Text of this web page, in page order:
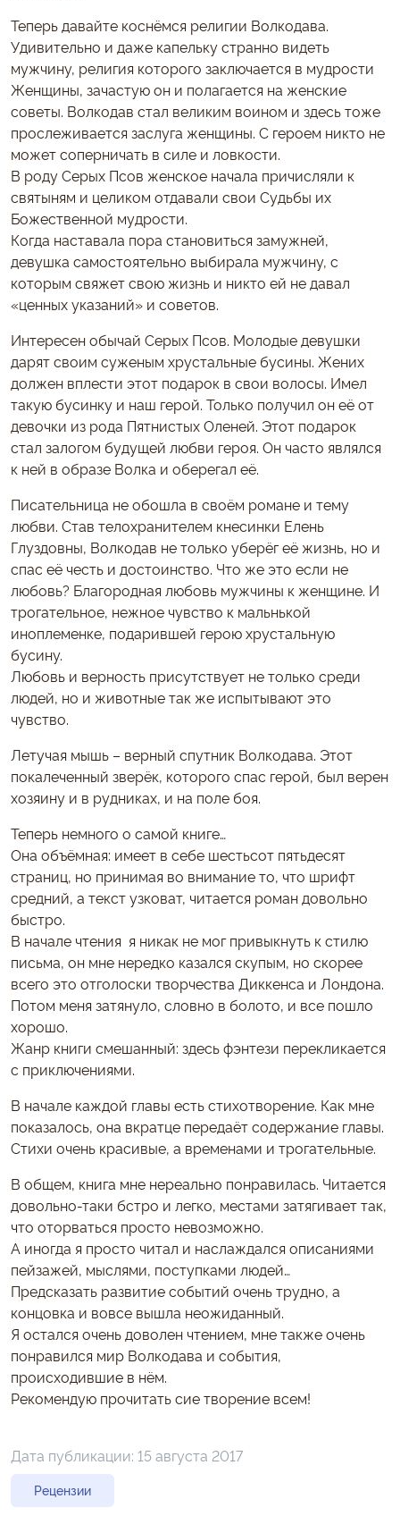
Теперь давайте коснёмся религии Волкодава.
Удивительно и даже капельку странно видеть
мужчину, религия которого заключается в мудрости
Женщины, зачастую он и полагается на женские
советы. Волкодав стал великим воином и здесь тоже
прослеживается заслуга женщины. С героем никто не
может соперничать в силе и ловкости.
В роду Серых Псов женское начала причисляли к
святыням и целиком отдавали свои Судьбы их
Божественной мудрости.
Когда наставала пора становиться замужней,
девушка самостоятельно выбирала мужчину, с
которым свяжет свою жизнь и никто ей не давал
«ценных указаний» и советов.
Интересен обычай Серых Псов. Молодые девушки
дарят своим суженым хрустальные бусины. Жених
должен вплести этот подарок в свои волосы. Имел
такую бусинку и наш герой. Только получил он её от
девочки из рода Пятнистых Оленей. Этот подарок
стал залогом будущей любви героя. Он часто являлся
к ней в образе Волка и оберегал её.
Писательница не обошла в своём романе и тему
любви. Став телохранителем кнесинки Елень
Глуздовны, Волкодав не только уберёг её жизнь, но и
спас её честь и достоинство. Что же это если не
любовь? Благородная любовь мужчины к женщине. И
трогательное, нежное чувство к мальнькой
иноплеменке, подарившей герою хрустальную
бусину.
Любовь и верность присутствует не только среди
людей, но и животные так же испытывают это
чувство.
Летучая мышь – верный спутник Волкодава. Этот
покалеченный зверёк, которого спас герой, был верен
хозяину и в рудниках, и на поле боя.
Теперь немного о самой книге…
Она объёмная: имеет в себе шестьсот пятьдесят
страниц, но принимая во внимание то, что шрифт
средний, а текст узковат, читается роман довольно
быстро.
В начале чтения я никак не мог привыкнуть к стилю
письма, он мне нередко казался скупым, но скорее
всего это отголоски творчества Диккенса и Лондона.
Потом меня затянуло, словно в болото, и все пошло
хорошо.
Жанр книги смешанный: здесь фэнтези перекликается
с приключениями.
В начале каждой главы есть стихотворение. Как мне
показалось, она вкратце передаёт содержание главы.
Стихи очень красивые, а временами и трогательные.
В общем, книга мне нереально понравилась. Читается
довольно-таки бстро и легко, местами затягивает так,
что оторваться просто невозможно.
А иногда я просто читал и наслаждался описаниями
пейзажей, мыслями, поступками людей…
Предсказать развитие событий очень трудно, а
концовка и вовсе вышла неожиданный.
Я остался очень доволен чтением, мне также очень
понравился мир Волкодава и события,
происходившие в нём.
Рекомендую прочитать сие творение всем!
Дата публикации: 15 августа 2017
Рецензии